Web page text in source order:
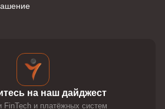
на наш дайджест
FinTech и платёжных систем